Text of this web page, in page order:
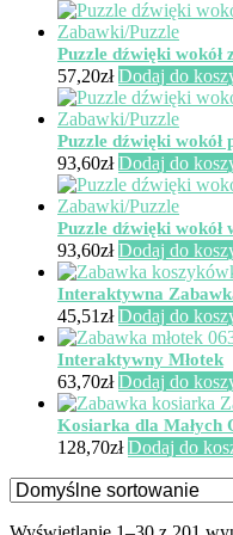
Puzzle dźwięki wokół
57,20zł Dodaj do
Puzzle dźwięki wokół
93,60zł Dodaj do
Puzzle dźwięki wokół
93,60zł Dodaj do
Interaktywna
45,51zł Dodaj do
Interaktywny Młotek
63,70zł Dodaj do
Kosiarka dla Małych
128,70zł Dodaj do